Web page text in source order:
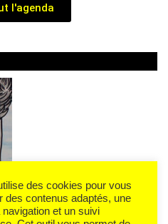
l'agenda
des cookies pour vous
des contenus adaptés, une
navigation et un suivi